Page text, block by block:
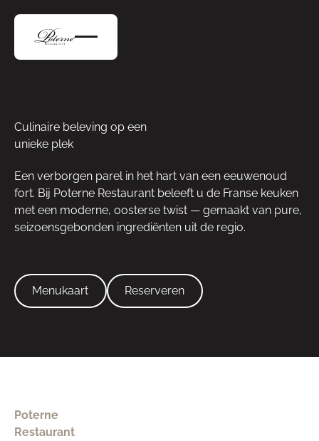
Culinaire beleving op een
unieke plek
Een verborgen parel in het hart van een eeuwenoud
fort. Bij Poterne Restaurant beleeft u de Franse keuken
met een moderne, oosterse twist — gemaakt van pure,
seizoensgebonden ingrediënten uit de regio.
Menukaart Reserveren
Poterne
Restaurant